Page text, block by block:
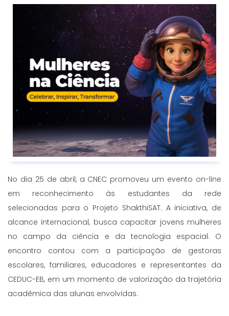
No dia 25 de abril, a CNEC promoveu um evento on-line
em reconhecimento às estudantes da rede
selecionadas para o Projeto ShakthiSAT. A iniciativa, de
alcance internacional, busca capacitar jovens mulheres
no campo da ciência e da tecnologia espacial. O
encontro contou com a participação de gestoras
escolares, familiares, educadores e representantes da
CEDUC-EB, em um momento de valorização da trajetória
acadêmica das alunas envolvidas.